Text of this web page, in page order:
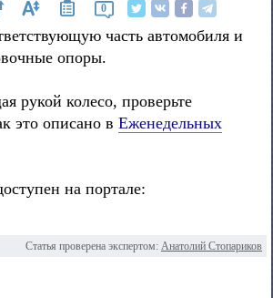
0
часть автомобиля и
опоры.
рукой колесо, проверьте
это описано в Еженедельных
на портале:
Статья проверена экспертом: Анатолий Стопариков